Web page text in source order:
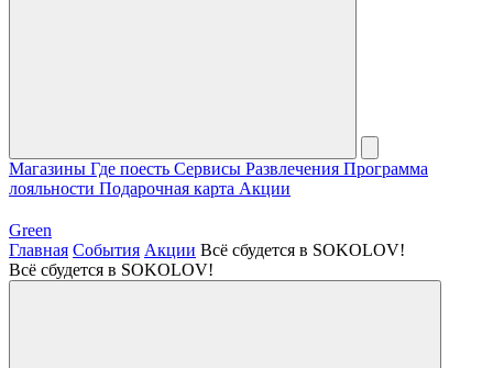
Магазины Где поесть Сервисы Развлечения Программа
лояльности Подарочная карта Акции
Green
Главная События Акции Всё сбудется в SOKOLOV!
Всё сбудется в SOKOLOV!